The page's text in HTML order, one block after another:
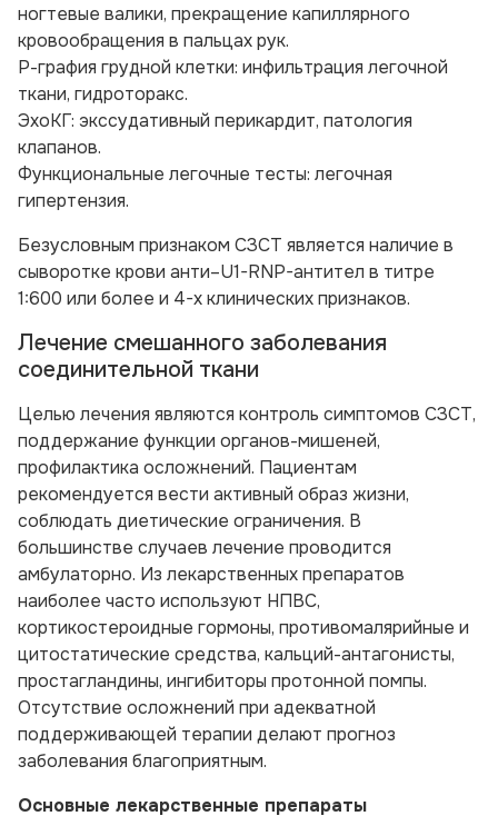
ногтевые валики, прекращение капиллярного
кровообращения в пальцах рук.
Р-графия грудной клетки: инфильтрация легочной
ткани, гидроторакс.
ЭхоКГ: экссудативный перикардит, патология
клапанов.
Функциональные легочные тесты: легочная
гипертензия.
Безусловным признаком СЗСТ является наличие в
сыворотке крови анти–U1-RNP-антител в титре
1:600 или более и 4-х клинических признаков.
Лечение смешанного заболевания
соединительной ткани
Целью лечения являются контроль симптомов СЗСТ,
поддержание функции органов-мишеней,
профилактика осложнений. Пациентам
рекомендуется вести активный образ жизни,
соблюдать диетические ограничения. В
большинстве случаев лечение проводится
амбулаторно. Из лекарственных препаратов
наиболее часто используют НПВС,
кортикостероидные гормоны, противомалярийные и
цитостатические средства, кальций-антагонисты,
простагландины, ингибиторы протонной помпы.
Отсутствие осложнений при адекватной
поддерживающей терапии делают прогноз
заболевания благоприятным.
Основные лекарственные препараты